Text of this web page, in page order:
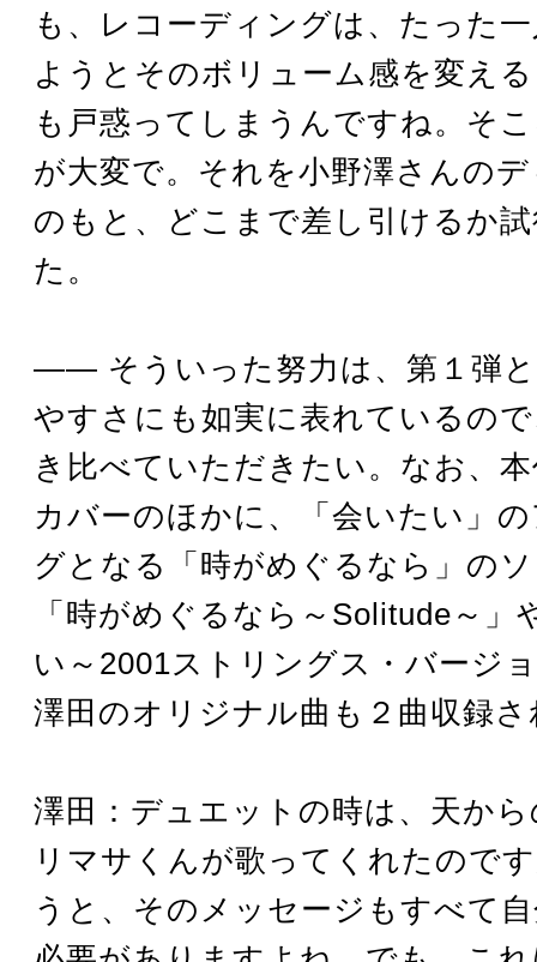
も、レコーディングは、たった
ようとそのボリューム感を変え
も戸惑ってしまうんですね。そ
が大変で。それを小野澤さんの
のもと、どこまで差し引けるか
た。
―― そういった努力は、第１弾
やすさにも如実に表れているの
き比べていただきたい。なお、
カバーのほかに、「会いたい」
グとなる「時がめぐるなら」の
「時がめぐるなら～Solitude～」
い～2001ストリングス・バージ
澤田のオリジナル曲も２曲収録
澤田：デュエットの時は、天か
リマサくんが歌ってくれたので
うと、そのメッセージもすべて